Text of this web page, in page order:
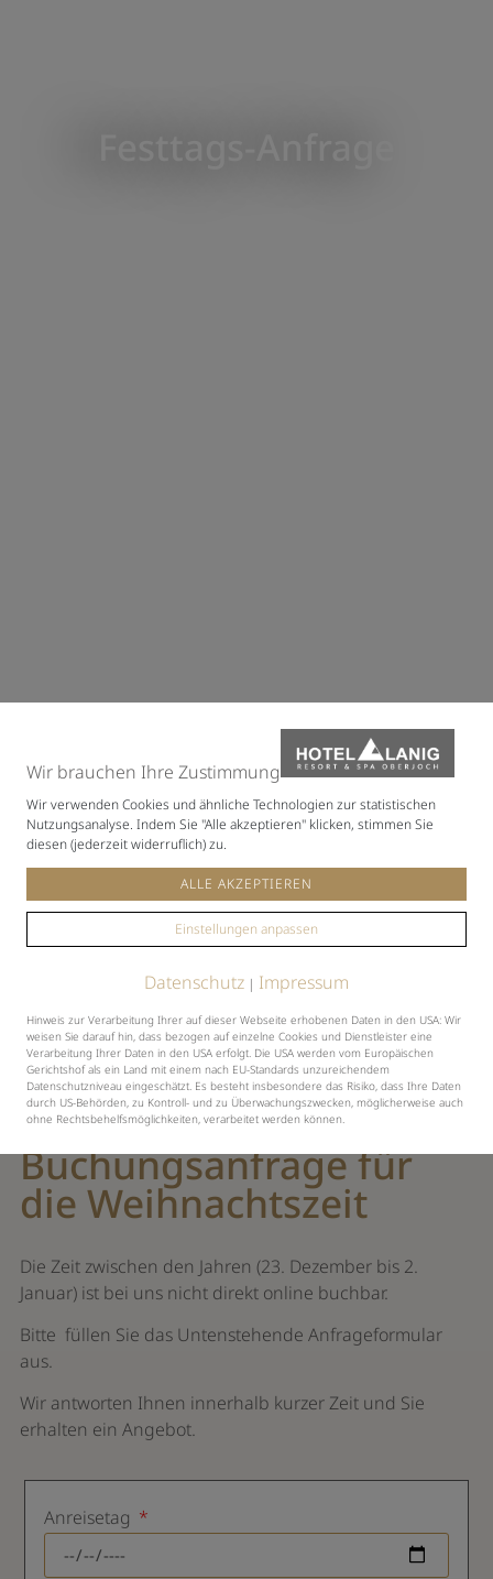
Buchungsanfrage für
die Weihnachtszeit
Die Zeit zwischen den Jahren (23. Dezember bis 2.
Januar) ist bei uns nicht direkt online buchbar.
Bitte füllen Sie das Untenstehende Anfrageformular
aus.
Wir antworten Ihnen innerhalb kurzer Zeit und Sie
erhalten ein Angebot.
Anreisetag
Wir brauchen Ihre Zustimmung
Wir verwenden Cookies und ähnliche Technologien zur statistischen
Nutzungsanalyse. Indem Sie "Alle akzeptieren" klicken, stimmen Sie
diesen (jederzeit widerruflich) zu.
ALLE AKZEPTIEREN
Einstellungen anpassen
Datenschutz | Impressum
Hinweis zur Verarbeitung Ihrer auf dieser Webseite erhobenen Daten in den USA: Wir
weisen Sie darauf hin, dass bezogen auf einzelne Cookies und Dienstleister eine
Verarbeitung Ihrer Daten in den USA erfolgt. Die USA werden vom Europäischen
Gerichtshof als ein Land mit einem nach EU-Standards unzureichendem
Datenschutzniveau eingeschätzt. Es besteht insbesondere das Risiko, dass Ihre Daten
durch US-Behörden, zu Kontroll- und zu Überwachungszwecken, möglicherweise auch
ohne Rechtsbehelfsmöglichkeiten, verarbeitet werden können.